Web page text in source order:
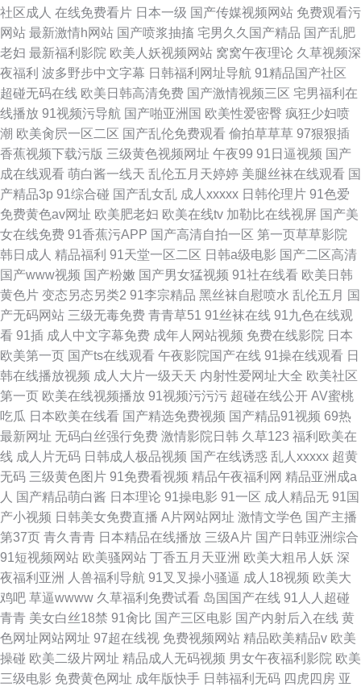
社区成人 在线免费看片 日本一级 国产传媒视频网站 免费观看污
网站 最新激情h网站 国产喷浆抽搐 宅男久久国产精品 国产乱肥
老妇 最新福利影院 欧美人妖视频网站 窝窝午夜理论 久草视频深
夜福利 波多野步中文字幕 日韩福利网址导航 91精品国产社区
超碰无码在线 欧美日韩高清免费 国产激情视频三区 宅男福利在
线播放 91视频污导航 国产啪亚洲国 欧美性爱密臀 疯狂少妇喷
潮 欧美肏屄一区二区 国产乱伦免费观看 偷拍草草草 97狠狠插
香蕉视频下载污版 三级黄色视频网址 午夜99 91日逼视频 国产
成在线观看 萌白酱一线天 乱伦五月天婷婷 美腿丝袜在线观看 国
产精品3p 91综合碰 国产乱女乱 成人xxxxx 日韩伦理片 91色爱
免费黄色av网址 欧美肥老妇 欧美在线tv 加勒比在线视屏 国产美
女在线免费 91香蕉污APP 国产高清自拍一区 第一页草草影院
韩日成人 精品福利 91天堂一区二区 日韩a级电影 国产二区高清
国产www视频 国产粉嫩 国产男女猛视频 91社在线看 欧美日韩
黄色片 变态另态另类2 91李宗精品 黑丝袜自慰喷水 乱伦五月 国
产无码网站 三级无毒免费 青青草51 91丝袜在线 91九色在线观
看 91插 成人中文字幕免费 成年人网站视频 免费在线影院 日本
欧美第一页 国产ts在线观看 午夜影院国产在线 91操在线观看 日
韩在线播放视频 成人大片一级天天 内射性爱网址大全 欧美社区
第一页 欧美在线视频播放 91视频污污污 超碰在线公开 AV蜜桃
吃瓜 日本欧美在线看 国产精选免费视频 国产精品91视频 69热
最新网址 无码白丝强行免费 激情影院日韩 久草123 福利欧美在
线 成人片无码 日韩成人极品视频 国产在线诱惑 乱人xxxxx 超黄
无码 三级黄色图片 91免费看视频 精品午夜福利网 精品亚洲成a
人 国产精品萌白酱 日本理论 91操电影 91一区 成人精品无 91国
产小视频 日韩美女免费直播 A片网站网址 激情文学色 国产主播
第37页 青久青青 日本精品在线播放 三级A片 国产日韩亚洲综合
91短视频网站 欧美骚网站 丁香五月天亚洲 欧美大粗吊人妖 深
夜福利亚洲
人兽福利导航 91叉叉操小骚逼 成人18视频 欧美大
鸡吧 草逼wwww 久草福利免费试看 岛国国产在线 91人人超碰
青青 美女白丝18禁 91肏比 国产三区电影 国产内射后入在线 黄
色网址网站网址 97超在线视 免费视频网站 精品欧美精品v 欧美
操碰 欧美二级片网址 精品成人无码视频 男女午夜福利影院 欧美
三级电影 免费黄色网址 成年版快手 日韩福利无码 四虎四房 亚